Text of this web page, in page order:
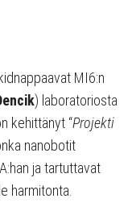
MI6:n
) laboratoriosta
kehittänyt “Projekti
nanobotit
ja tartuttavat
harmitonta.